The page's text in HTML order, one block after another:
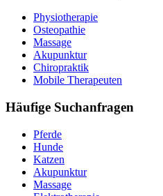
Physiotherapie
Osteopathie
Massage
Akupunktur
Chiropraktik
Mobile Therapeuten
Häufige Suchanfragen
Pferde
Hunde
Katzen
Akupunktur
Massage